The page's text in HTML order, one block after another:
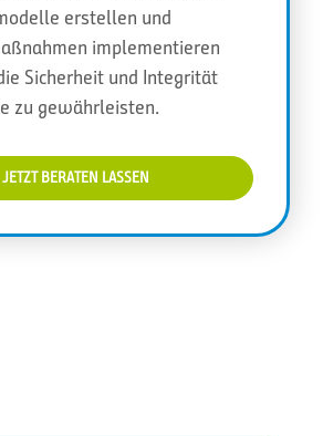
erstellen und
implementieren
Sicherheit und Integrität
zu gewährleisten.
JETZT BERATEN LASSEN